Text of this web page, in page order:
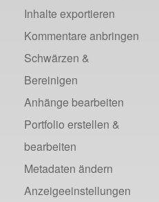
Inhalte exportieren
Kommentare anbringen
Schwärzen &
Bereinigen
Anhänge bearbeiten
Portfolio erstellen &
bearbeiten
Metadaten ändern
Anzeigeeinstellungen